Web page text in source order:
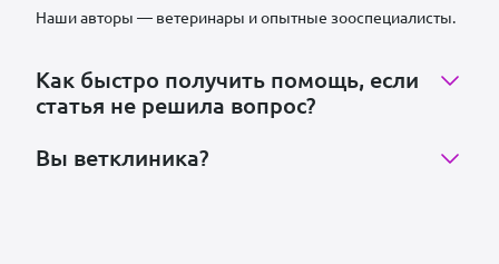
Наши авторы — ветеринары и опытные зооспециалисты.
Как быстро получить помощь, если
статья не решила вопрос?
Вы ветклиника?